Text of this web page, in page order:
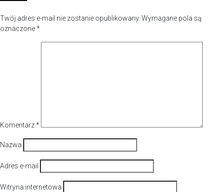
Twój adres e-mail nie zostanie opublikowany. Wymagane pola są
oznaczone*
Komentarz*
Nazwa
Adres e-mail
Witryna internetowa